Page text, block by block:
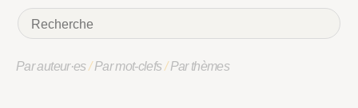
Par auteur·es/Par mot-clefs/Par thèmes